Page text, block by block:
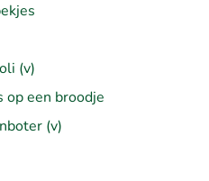
(v)
op een broodje
(v)